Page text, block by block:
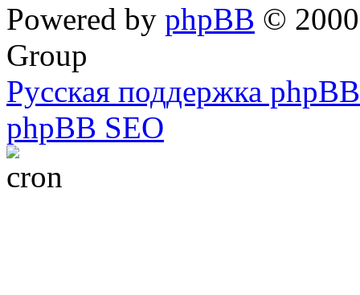
Powered by phpBB ©
Group
Русская поддержка phpBB
phpBB SEO